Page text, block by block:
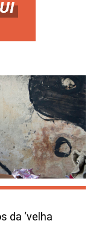
da ‘velha